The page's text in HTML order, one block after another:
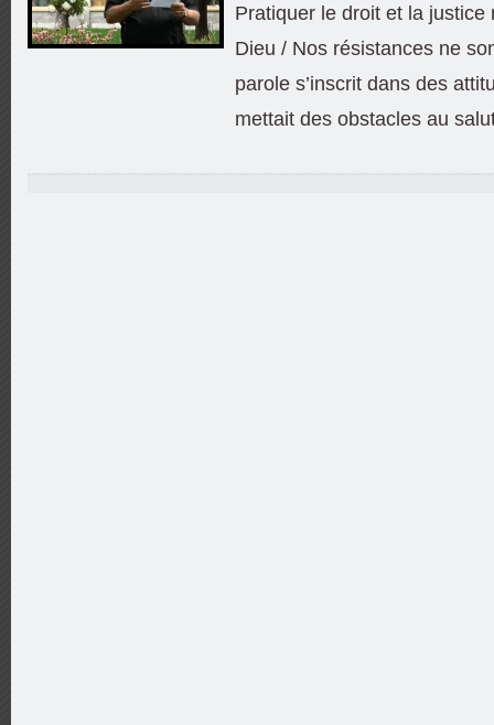
Pratiquer le droit et la justice
Dieu / Nos résistances ne
parole s’inscrit dans des
mettait des obstacles au